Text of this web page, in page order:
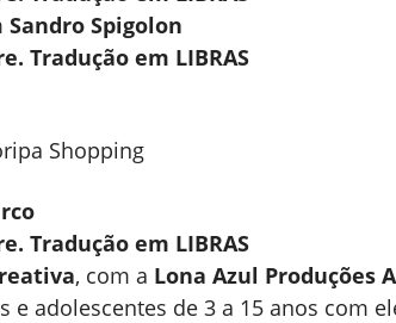
Sandro Spigolon
Tradução em LIBRAS
Shopping
Tradução em LIBRAS
, com a Lona Azul Produções
e adolescentes de 3 a 15 anos com